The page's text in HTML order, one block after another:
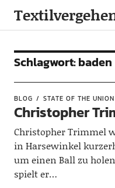
Schlagwort:baden
BLOG STATE OF THE UNION
Christopher
Christopher Trimmel
in Harsewinkel
um einen Ball zu
spielt er…